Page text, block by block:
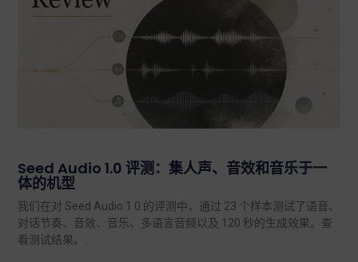
Seed Audio 1.0 评测：集人声、音效和音乐于一
体的机型
我们在对 Seed Audio 1.0 的评测中，通过 23 个样本测试了语音、
对话节奏、音效、音乐、多语言音频以及 120 秒的生成效果。查
看测试结果。.